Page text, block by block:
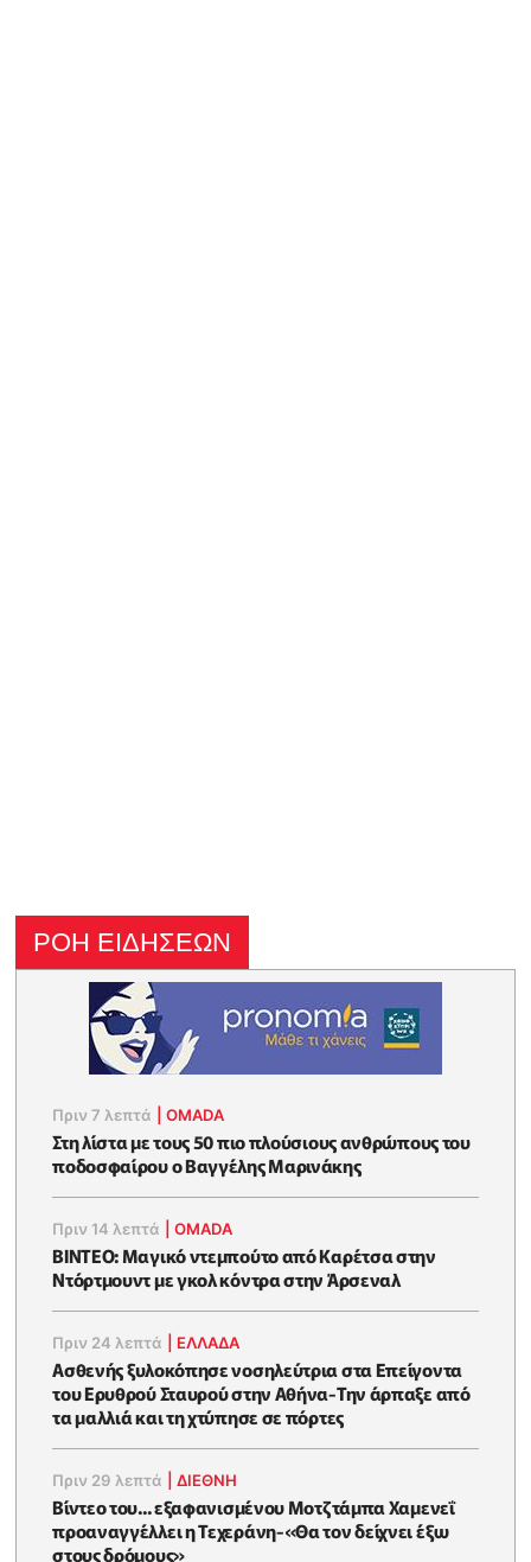
ΡΟΗ ΕΙΔΗΣΕΩΝ
Πριν 7 λεπτά |OMADA
Στη λίστα με τους 50 πιο πλούσιους ανθρώπους του
ποδοσφαίρου ο Βαγγέλης Μαρινάκης
Πριν 14 λεπτά |OMADA
ΒΙΝΤΕΟ: Μαγικό ντεμπούτο από Καρέτσα στην
Ντόρτμουντ με γκολ κόντρα στην Άρσεναλ
Πριν 24 λεπτά ΕΛΛΑΔΑ
Ασθενής ξυλοκόπησε νοσηλεύτρια στα Επείγοντα
του Ερυθρού Σταυρού στην Αθήνα-Την άρπαξε από
τα μαλλιά και τη χτύπησε σε πόρτες
Πριν 29 λεπτά |ΔΙΕΘΝΗ
Βίντεο του... εξαφανισμένου Μοτζτάμπα Χαμενεΐ
προαναγγέλλει η Τεχεράνη-«Θα τον δείχνει έξω
στους δρόμους»